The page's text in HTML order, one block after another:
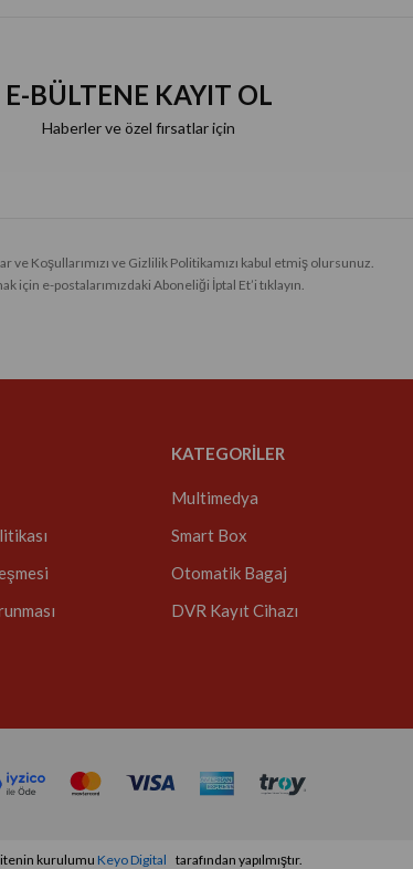
E-BÜLTENE KAYIT OL
Haberler ve özel fırsatlar için
ve Koşullarımızı ve Gizlilik Politikamızı kabul etmiş olursunuz.
için e-postalarımızdaki Aboneliği İptal Et’i tıklayın.
KATEGORİLER
Multimedya
Smart Box
Otomatik Bagaj
DVR Kayıt Cihazı
kurulumu Keyo Digital tarafından yapılmıştır.